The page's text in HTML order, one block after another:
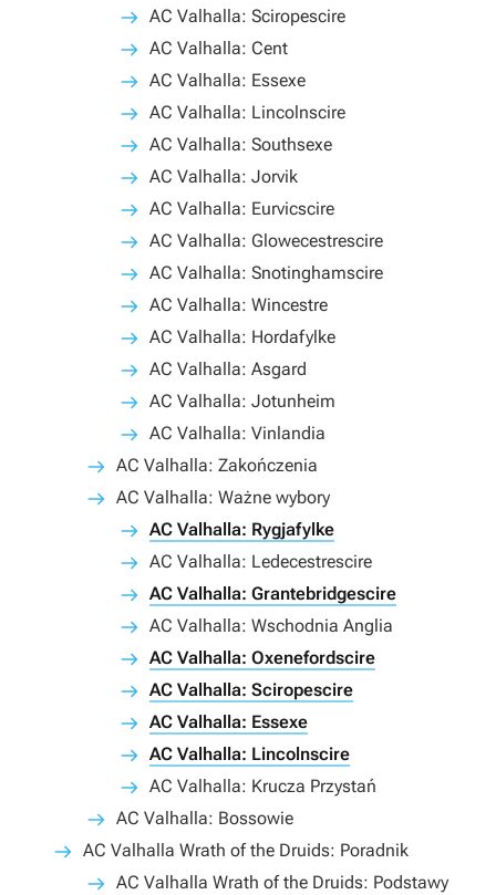
AC Valhalla: Sciropescire
AC Valhalla: Cent
AC Valhalla: Essexe
AC Valhalla: Lincolnscire
AC Valhalla: Southsexe
AC Valhalla: Jorvik
AC Valhalla: Eurvicscire
AC Valhalla: Glowecestrescire
AC Valhalla: Snotinghamscire
AC Valhalla: Wincestre
AC Valhalla: Hordafylke
AC Valhalla: Asgard
AC Valhalla: Jotunheim
AC Valhalla: Vinlandia
AC Valhalla: Zakończenia
AC Valhalla: Ważne wybory
AC Valhalla: Rygjafylke
AC Valhalla: Ledecestrescire
AC Valhalla: Grantebridgescire
AC Valhalla: Wschodnia Anglia
AC Valhalla: Oxenefordscire
AC Valhalla: Sciropescire
AC Valhalla: Essexe
AC Valhalla: Lincolnscire
AC Valhalla: Krucza Przystań
AC Valhalla: Bossowie
AC Valhalla Wrath of the Druids: Poradnik
AC Valhalla Wrath of the Druids: Podstawy